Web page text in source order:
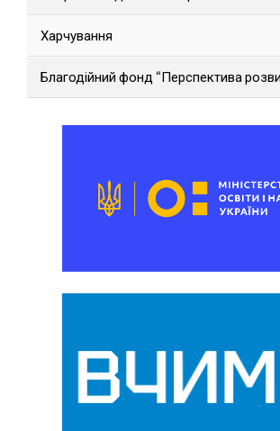
Харчування
Благодійний фонд “Перспектива